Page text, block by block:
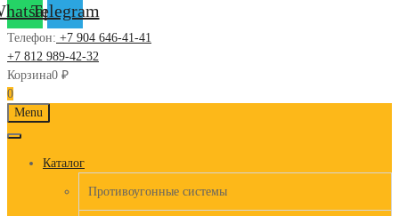
Telegram
Телефон: +7 904 646-41-41
+7 812 989-42-32
Корзина0 ₽
0
Skip
to
Menu
Каталог
Противоугонные системы